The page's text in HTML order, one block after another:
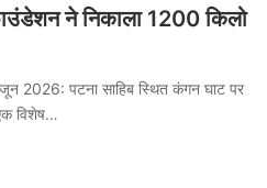
ने निकाला 1200 किलो
2026: पटना साहिब स्थित कंगन घाट पर
विशेष…